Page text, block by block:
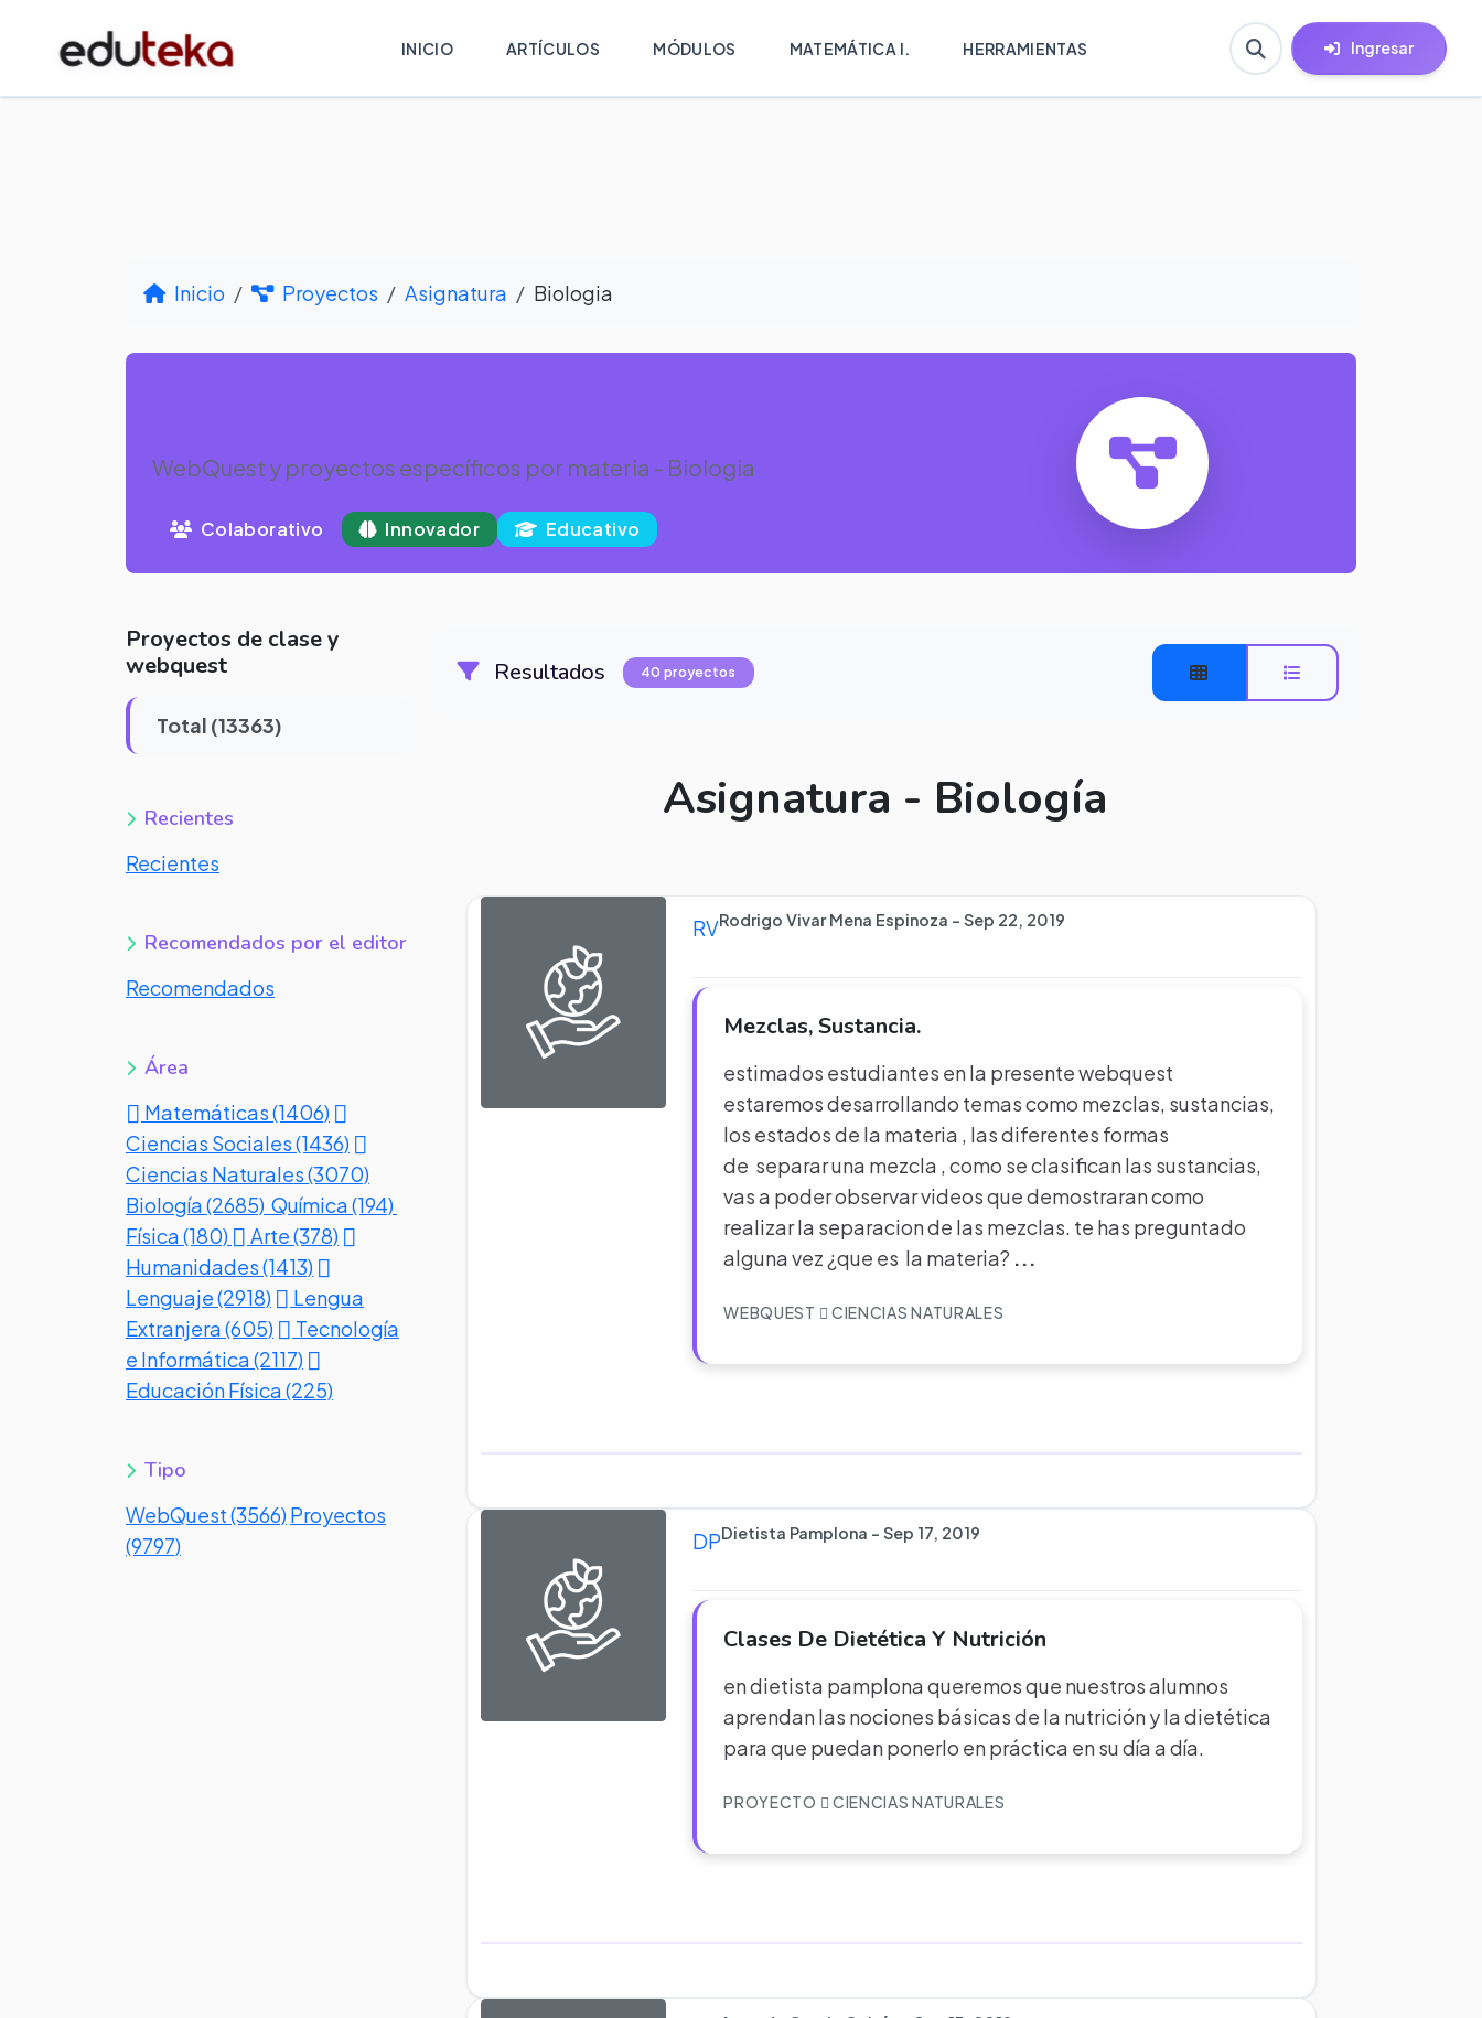
INICIO ARTÍCULOS MÓDULOS MATEMÁTICA I. HERRAMIENTAS Ingresar
Inicio Proyectos Asignatura Biologia
WebQuest y proyectos específicos por materia - Biologia
Colaborativo Innovador Educativo
Proyectos de clase y
webquest
Total (13363)
Recientes
Recientes
Recomendados por el editor
Recomendados
Área
Matemáticas (1406)
Ciencias Sociales (1436)
Ciencias Naturales (3070)
Biología (2685) Química (194)
Física (180)
Arte (378)
Humanidades (1413)
Lenguaje (2918)
Lengua
Extranjera (605)
Tecnología
e Informática (2117)
Educación Física (225)
Tipo
WebQuest (3566) Proyectos
(9797)
Resultados 40 proyectos
Asignatura - Biología
RVRodrigo Vivar Mena Espinoza - Sep 22, 2019
Mezclas, Sustancia.
estimados estudiantes en la presente webquest
estaremos desarrollando temas como mezclas, sustancias,
los estados de la materia , las diferentes formas
de separar una mezcla , como se clasifican las sustancias,
vas a poder observar videos que demostraran como
realizar la separacion de las mezclas. te has preguntado
alguna vez ¿que es la materia? ...
WEBQUEST CIENCIAS NATURALES
DPDietista Pamplona - Sep 17, 2019
Clases De Dietética Y Nutrición
en dietista pamplona queremos que nuestros alumnos
aprendan las nociones básicas de la nutrición y la dietética
para que puedan ponerlo en práctica en su día a día.
PROYECTO CIENCIAS NATURALES